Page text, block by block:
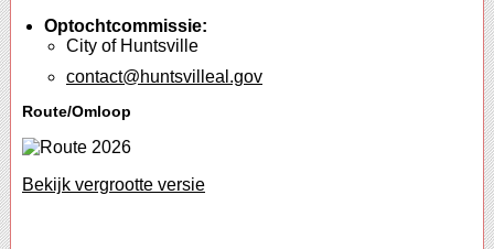
Optochtcommissie:
City of Huntsville
contact@huntsvilleal.gov
Route/Omloop
Bekijk vergrootte versie